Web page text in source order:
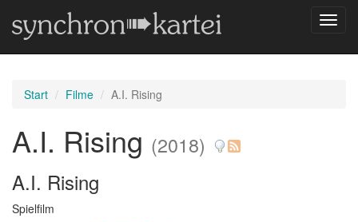
Start Filme A.I. Rising
A.I. Rising (2018)
A.I. Rising
Spielfilm